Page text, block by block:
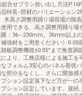
組合せプラン拾い出し方法
品特長−部材のバリエーション
高さ調整用踊り場現場の階
用できる、高さ調整用踊り場
囲：36∼230mm。36mm以上
強材をご用意ください）0.05
板調整機能±0.05°まで角度調
により、工務店様による施工を
フォルム3安心のパネル形状
部分をなくし、さらに開放感
ション設定落下など万が一の
ション設定しています。接続